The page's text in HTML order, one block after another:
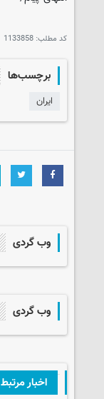
کد مطلب: 1133858
برچسب‌ها
ایران
وب گردی
وب گردی
اخبار مرتبط